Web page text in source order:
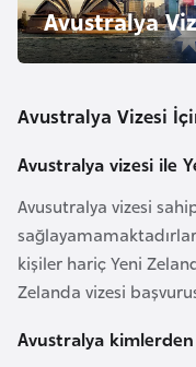
Avustralya
Avustralya Vizesi
Avustralya vizesi ile
Avusutralya vizesi
kişiler hariç Yeni
Zelanda vizesi
Avustralya
B
n
l
d
e
ş
B